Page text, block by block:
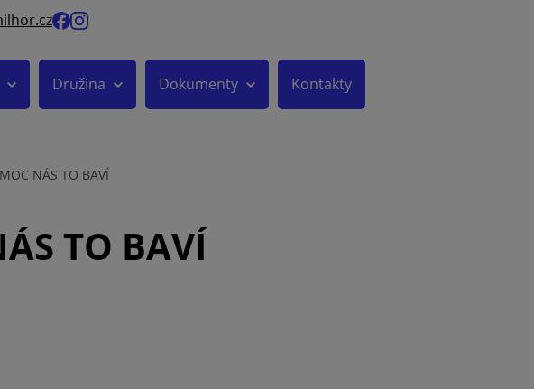
Družina Dokumenty Kontakty
NÁS TO BAVÍ
TO BAVÍ